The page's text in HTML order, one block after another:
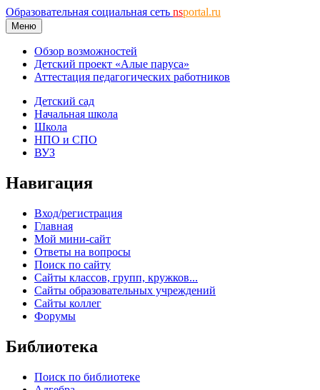
Образовательная социальная сеть nsportal.ru
Меню
Обзор возможностей
Детский проект «Алые паруса»
Аттестация педагогических работников
Детский сад
Начальная школа
Школа
НПО и СПО
ВУЗ
Навигация
Вход/регистрация
Главная
Мой мини-сайт
Ответы на вопросы
Поиск по сайту
Сайты классов, групп, кружков...
Сайты образовательных учреждений
Сайты коллег
Форумы
Библиотека
Поиск по библиотеке